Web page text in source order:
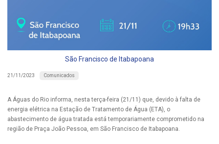
São Francisco de Itabapoana
21/11/2023 Comunicados
A Águas do Rio informa, nesta terça-feira (21/11) que, devido à falta de
energia elétrica na Estação de Tratamento de Água (ETA), o
abastecimento de água tratada está temporariamente comprometido na
região de Praça João Pessoa, em São Francisco de Itabapoana.